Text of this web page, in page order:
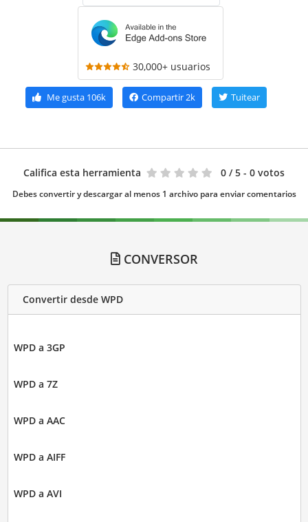
30,000+ usuarios
Me gusta106k Compartir2k Tuitear
Califica esta herramienta 0 / 5 - 0 votos
Debes convertir y descargar al menos 1 archivo para enviar comentarios
CONVERSOR
Convertir desde WPD
WPD a 3GP
WPD a 7Z
WPD a AAC
WPD a AIFF
WPD a AVI